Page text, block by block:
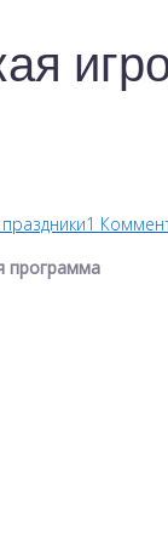
1
программа